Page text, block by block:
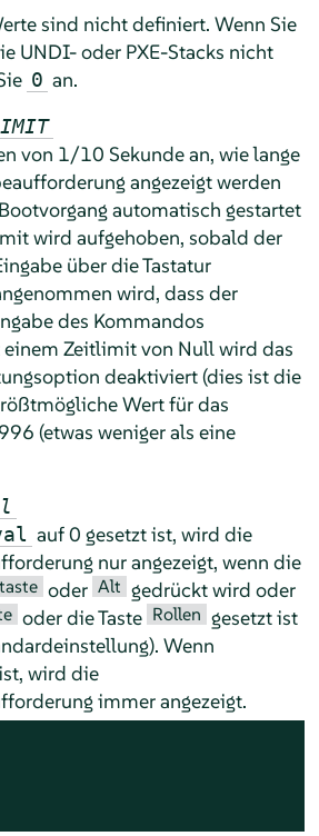
sind nicht definiert. Wenn Sie
UNDI- oder PXE-Stacks nicht
0 an.
von 1/10 Sekunde an, wie lange
angezeigt werden
automatisch gestartet
wird aufgehoben, sobald der
über die Tastatur
wird, dass der
des Kommandos
Zeitlimit von Null wird das
deaktiviert (dies ist die
Wert für das
(etwas weniger als eine
auf 0 gesetzt ist, wird die
nur angezeigt, wenn die
oder Alt gedrückt wird oder
oder die Taste Rollen gesetzt ist
Wenn
wird die
immer angezeigt.